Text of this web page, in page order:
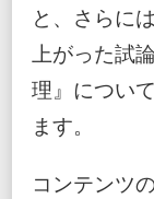
と、さらに
上がった試
理』につい
ます。
コンテンツ